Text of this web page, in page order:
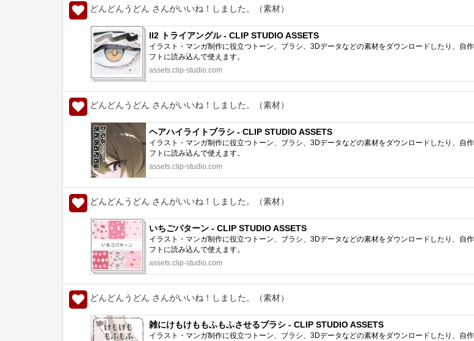
どんどんうどん さんがいいね！しました。（素材）
II2 トライアングル - CLIP STUDIO ASSETS
イラスト・マンガ制作に役立つトーン、ブラシ、3Dデータなどの素材をダウンロードしたり、自
フトに読み込んで使えます。
assets.clip-studio.com
どんどんうどん さんがいいね！しました。（素材）
ヘアハイライトブラシ - CLIP STUDIO ASSETS
イラスト・マンガ制作に役立つトーン、ブラシ、3Dデータなどの素材をダウンロードしたり、自
フトに読み込んで使えます。
assets.clip-studio.com
どんどんうどん さんがいいね！しました。（素材）
いちごパターン - CLIP STUDIO ASSETS
イラスト・マンガ制作に役立つトーン、ブラシ、3Dデータなどの素材をダウンロードしたり、自
フトに読み込んで使えます。
assets.clip-studio.com
どんどんうどん さんがいいね！しました。（素材）
雑にけもけももふもふさせるブラシ - CLIP STUDIO ASSETS
イラスト・マンガ制作に役立つトーン、ブラシ、3Dデータなどの素材をダウンロードしたり、自